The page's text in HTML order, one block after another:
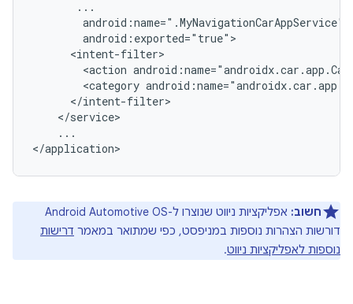
<action
<category
...
חשוב:
אפליקציות ניווט שנוצרו ל-Android Automotive OS
דורשות הצהרות נוספות במניפסט, כפי שמתואר במאמר דרישות
נוספות לאפליקציות ניווט.